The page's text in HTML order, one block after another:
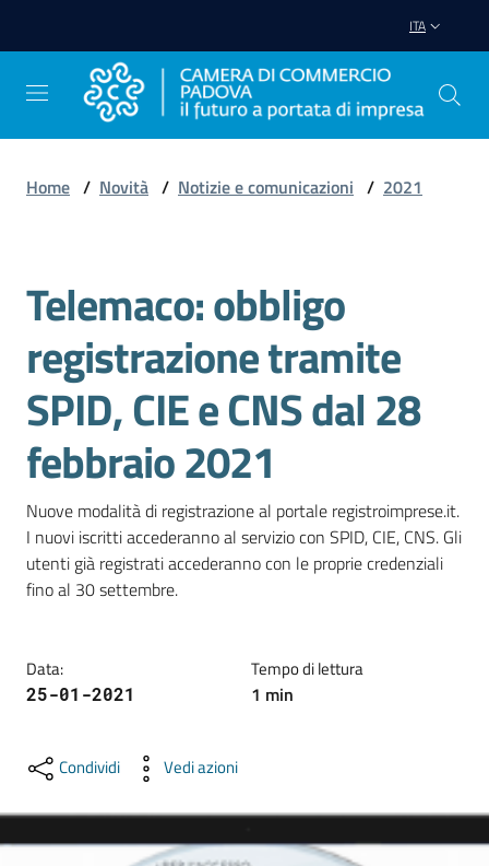
ITA
Impresa
Promuovere
Impresa
e
territorio
e
Consumatore
Impresa
Digitale
Home / Novità / Notizie e comunicazioni / 2021
Salta al contenuto
Telemaco: obbligo
registrazione tramite
SPID, CIE e CNS dal 28
febbraio 2021
Nuove modalità di registrazione al portale registroimprese.it.
I nuovi iscritti accederanno al servizio con SPID, CIE, CNS. Gli
utenti già registrati accederanno con le proprie credenziali
fino al 30 settembre.
Data:
25-01-2021
Tempo di lettura
1 min
Condividi Vedi azioni